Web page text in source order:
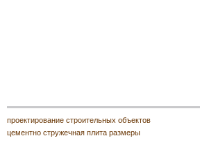
проектирование строительных объектов
цементно стружечная плита размеры